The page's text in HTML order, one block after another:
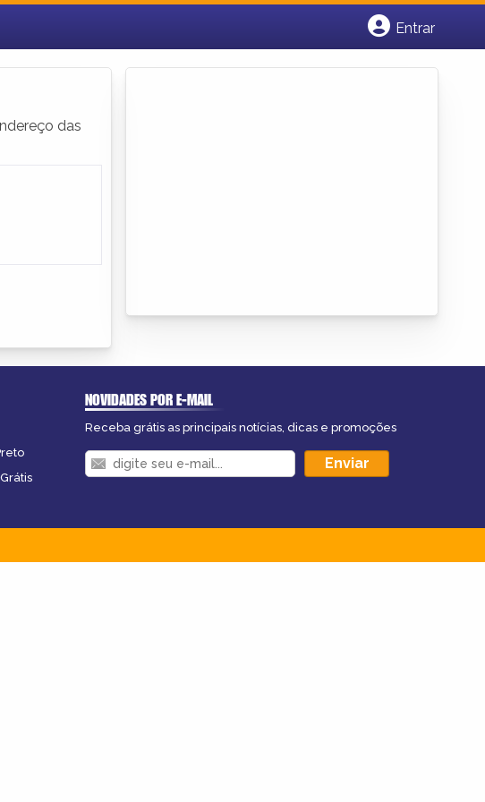
Entrar
das
Grátis
NOVIDADES POR E-MAIL
Receba grátis as principais notícias, dicas e promoções